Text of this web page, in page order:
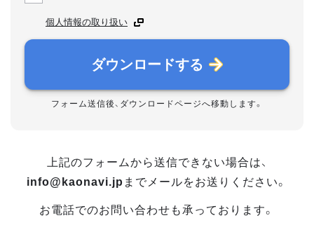
個人情報の取り扱い
ダウンロードする
フォーム送信後、ダウンロードページへ移動します。
上記のフォームから送信できない場合は、
info@kaonavi.jp までメールをお送りください。
お電話でのお問い合わせも承っております。